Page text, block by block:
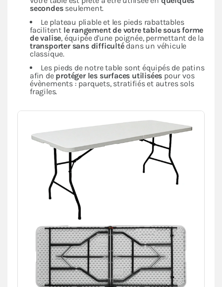
secondesseulement.
Le plateau pliable et les pieds rabattables
facilitent le rangement de votre table sous forme
de valise, équipée d'une poignée, permettant de la
transporter sans difficultédans un véhicule
classique.
Les pieds de notre table sont équipés de patins
afin deprotéger les surfaces utilisées pour vos
évènements : parquets, stratifiés et autres sols
fragiles.